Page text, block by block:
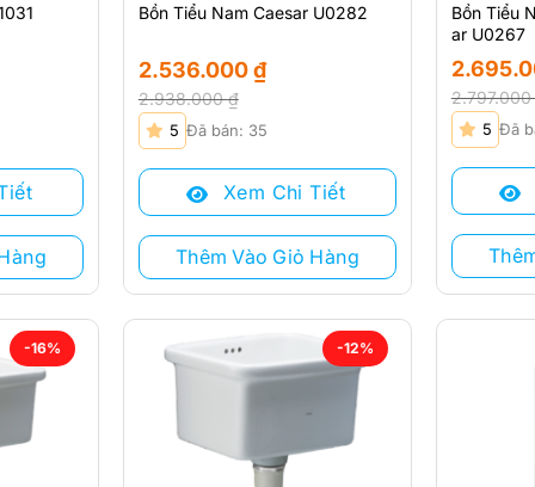
Bồn Tiểu Nam Caesar U0282
2.938.000₫
Giá
gốc
là:
2.938.000 ₫.
2.536.000₫
Giá
hiện
tại
2.536.000 ₫.
5 Đã bán: 35
Xem Chi Tiết
Thêm Vào Giỏ Hàng
Bồn Tiểu
ar U0267
2.797.000
Giá
gốc
là:
Giá
hiện
tại
5 Đã
-16% -12%